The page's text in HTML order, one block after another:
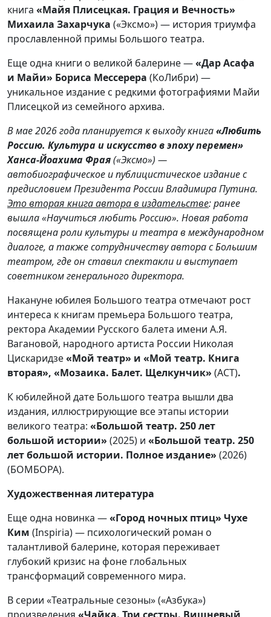
книга «Майя Плисецкая. Грация и Вечность»
Михаила Захарчука («Эксмо») — история триумфа
прославленной примы Большого театра.
Еще одна книги о великой балерине —«Дар Асафа
и Майи» Бориса Мессерера (КоЛибри) —
уникальное издание с редкими фотографиями Майи
Плисецкой из семейного архива.
В мае 2026 года планируется к выходу книга«Любить
Россию. Культура и искусство в эпоху перемен»
Ханса-Йоахима Фрая(«Эксмо») —
автобиографическое и публицистическое издание с
предисловием Президента России Владимира Путина.
Это вторая книга автора в издательстве: ранее
вышла «Научиться любить Россию». Новая работа
посвящена роли культуры и театра в международном
диалоге, а также сотрудничеству автора с Большим
театром, где он ставил спектакли и выступает
советником генерального директора.
Накануне юбилея Большого театра отмечают рост
интереса к книгам премьера Большого театра,
ректора Академии Русского балета имени А.Я.
Вагановой, народного артиста России Николая
Цискаридзе«Мой театр» и «Мой театр. Книга
вторая», «Мозаика. Балет. Щелкунчик» (АСТ).
К юбилейной дате Большого театра вышли два
издания, иллюстрирующие все этапы истории
великого театра: «Большой театр. 250 лет
большой истории» (2025) и «Большой театр. 250
лет большой истории. Полное издание» (2026)
(БОМБОРА).
Художественная литература
Еще одна новинка —«Город ночных птиц» Чухе
Ким (Inspiria) — психологический роман о
талантливой балерине, которая переживает
глубокий кризис на фоне глобальных
трансформаций современного мира.
В серии «Театральные сезоны» («Азбука»)